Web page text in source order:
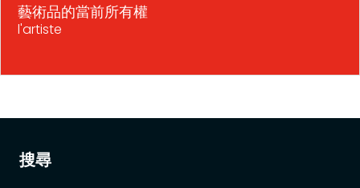
搜尋
藝術品的當前所有權
l'artiste